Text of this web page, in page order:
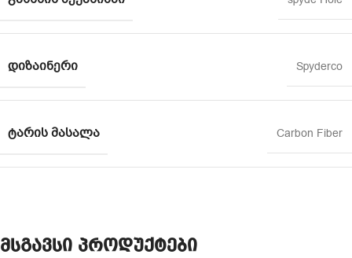
ᲓᲘᲖᲐᲘᲜᲔᲠᲘ Spyderco
ᲢᲐᲠᲘᲡ ᲛᲐᲡᲐᲚᲐ Carbon Fiber
მსგავსი პროდუქტები